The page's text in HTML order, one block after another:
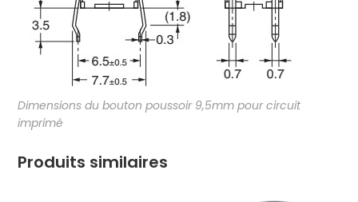
Dimensions du bouton poussoir 9,5mm pour circuit
imprimé
Produits similaires